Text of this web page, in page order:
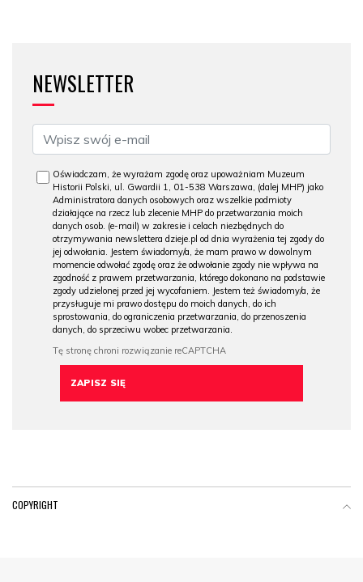
NEWSLETTER
Oświadczam, że wyrażam zgodę oraz upoważniam Muzeum
Historii Polski, ul. Gwardii 1, 01-538 Warszawa, (dalej MHP) jako
Administratora danych osobowych oraz wszelkie podmioty
działające na rzecz lub zlecenie MHP do przetwarzania moich
danych osob. (e-mail) w zakresie i celach niezbędnych do
otrzymywania newslettera dzieje.pl od dnia wyrażenia tej zgody do
jej odwołania. Jestem świadomy/a, że mam prawo w dowolnym
momencie odwołać zgodę oraz że odwołanie zgody nie wpływa na
zgodność z prawem przetwarzania, którego dokonano na podstawie
zgody udzielonej przed jej wycofaniem. Jestem też świadomy/a, że
przysługuje mi prawo dostępu do moich danych, do ich
sprostowania, do ograniczenia przetwarzania, do przenoszenia
danych, do sprzeciwu wobec przetwarzania.
COPYRIGHT